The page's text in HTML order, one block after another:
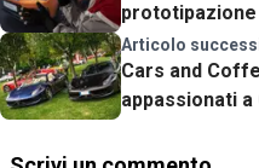
prototipazione
Articolo
Cars and
appassionati